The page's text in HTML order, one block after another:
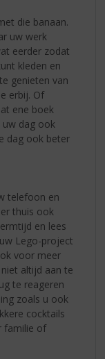
die banaan.
uw werk
eerder zodat
kleden en
genieten van
erbij. Of
ene boek
uw dag ook
dag ook beter
telefoon en
thuis ook
en lees
Lego-project
voor meer
altijd aan te
te reageren
zoals u ook
cocktails
familie of